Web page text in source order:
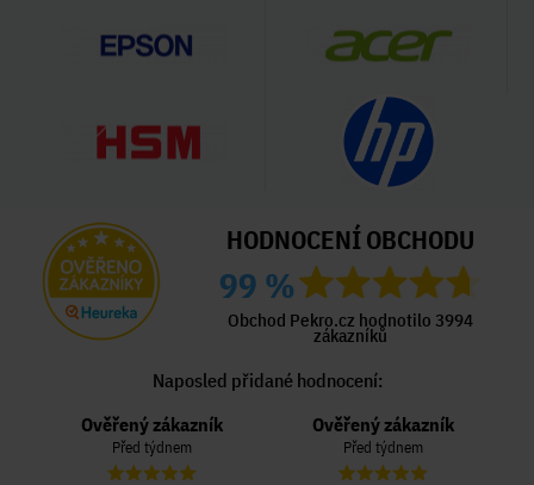
HODNOCENÍ OBCHODU
99 %
Obchod Pekro.cz hodnotilo 3994
zákazníků
Naposled přidané hodnocení:
Ověřený zákazník
Před týdnem
Ověřený zákazník
Před týdnem